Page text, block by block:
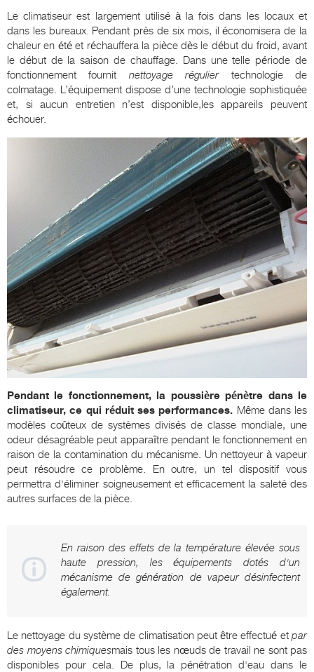
Le climatiseur est largement utilisé à la fois dans les locaux et
dans les bureaux. Pendant près de six mois, il économisera de la
chaleur en été et réchauffera la pièce dès le début du froid, avant
le début de la saison de chauffage. Dans une telle période de
fonctionnement fournit nettoyage réguliertechnologie de
colmatage. L’équipement dispose d’une technologie sophistiquée
et, si aucun entretien n’est disponible,les appareils peuvent
échouer.
Pendant le fonctionnement, la poussière pénètre dans le
climatiseur, ce qui réduit ses performances. Même dans les
modèles coûteux de systèmes divisés de classe mondiale, une
odeur désagréable peut apparaître pendant le fonctionnement en
raison de la contamination du mécanisme. Un nettoyeur à vapeur
peut résoudre ce problème. En outre, un tel dispositif vous
permettra d'éliminer soigneusement et efficacement la saleté des
autres surfaces de la pièce.
En raison des effets de la température élevée sous
haute pression, les équipements dotés d'un
mécanisme de génération de vapeur désinfectent
également.
Le nettoyage du système de climatisation peut être effectué et par
des moyens chimiquesmais tous les nœuds de travail ne sont pas
disponibles pour cela. De plus, la pénétration d'eau dans le